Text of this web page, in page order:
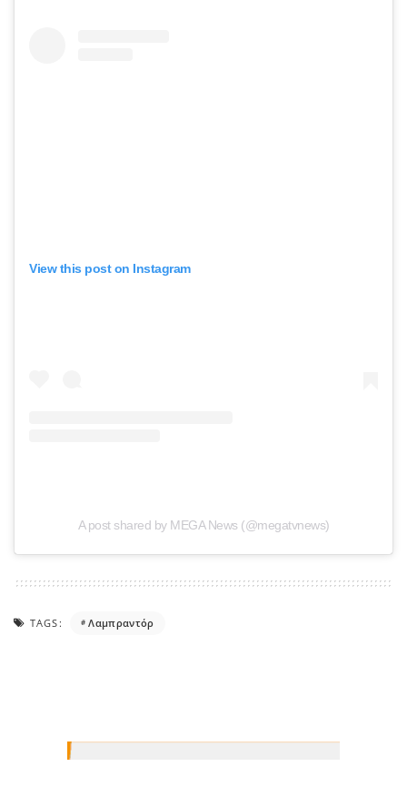
View this post on Instagram
A post shared by MEGA News (@megatvnews)
TAGS: Λαμπραντόρ